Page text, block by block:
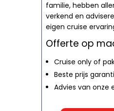
familie, hebben
verkend en
eigen cruise
Offerte op
Cruise only of
Beste prijs
Advies van onze